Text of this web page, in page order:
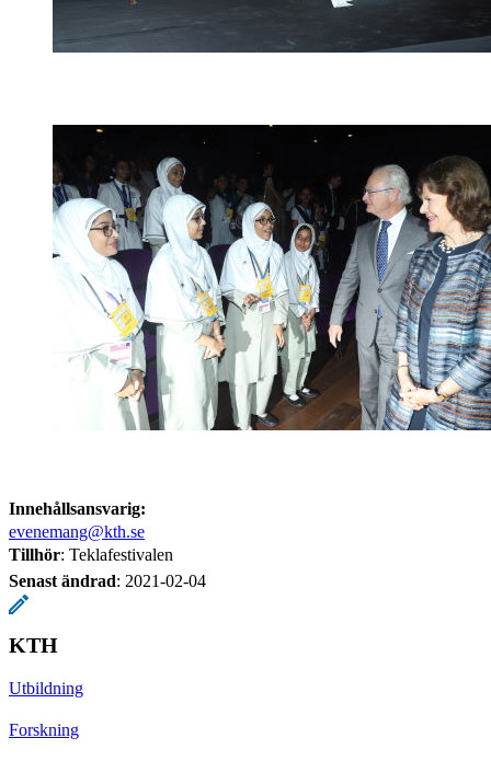
Innehållsansvarig:
evenemang@kth.se
Tillhör: Teklafestivalen
Senast ändrad: 2021-02-04
KTH
Utbildning
Forskning